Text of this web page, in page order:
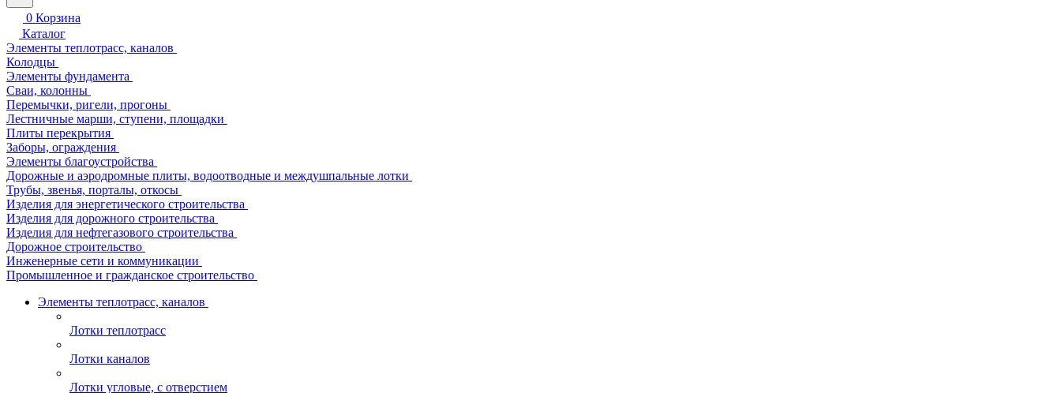
0 Корзина
Каталог
Элементы теплотрасс, каналов
Колодцы
Элементы фундамента
Сваи, колонны
Перемычки, ригели, прогоны
Лестничные марши, ступени, площадки
Плиты перекрытия
Заборы, ограждения
Элементы благоустройства
Дорожные и аэродромные плиты, водоотводные и междушпальные лотки
Трубы, звенья, порталы, откосы
Изделия для энергетического строительства
Изделия для дорожного строительства
Изделия для нефтегазового строительства
Дорожное строительство
Инженерные сети и коммуникации
Промышленное и гражданское строительство
Элементы теплотрасс, каналов
Лотки теплотрасс
Лотки каналов
Лотки угловые, с отверстием